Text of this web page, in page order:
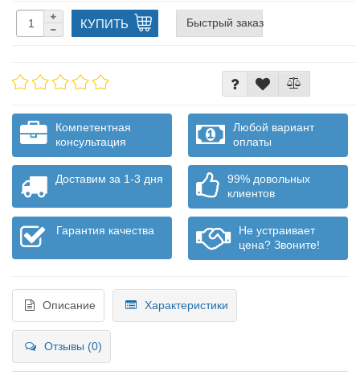
КУПИТЬ Быстрый заказ
Компетентная
консультация
Любой вариант
оплаты
Доставим за 1-3 дня
99% довольных
клиентов
Гарантия качества
Не устраивает
цена? Звоните!
Описание Характеристики
Отзывы (0)